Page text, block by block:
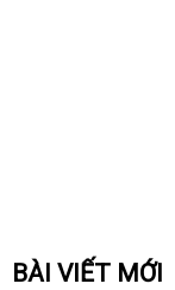
BÀI VIẾT MỚI